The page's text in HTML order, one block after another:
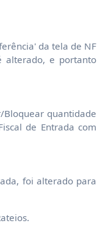
da tela de NF
alterado, e portanto
Bloquear quantidade
de Entrada com
foi alterado para